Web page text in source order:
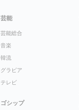
芸能
芸能総合
音楽
韓流
グラビア
テレビ
ゴシップ